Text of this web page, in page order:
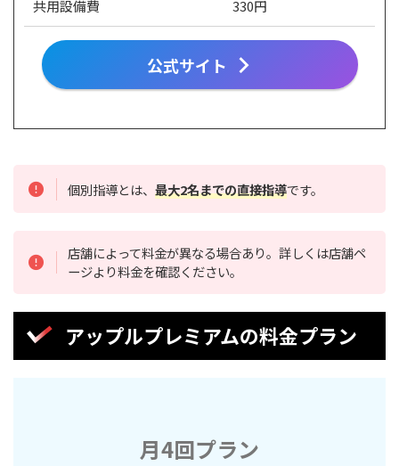
共用設備費 330円
公式サイト
個別指導とは、最大2名までの直接指導です。
店舗によって料金が異なる場合あり。詳しくは店舗ペ
ージより料金を確認ください。
アップルプレミアムの料金プラン
月4回プラン